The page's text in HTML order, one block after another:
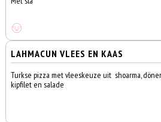
LAHMACUN VLEES EN KAAS
Turkse pizza met vleeskeuze uit shoarma,
kipfilet en salade